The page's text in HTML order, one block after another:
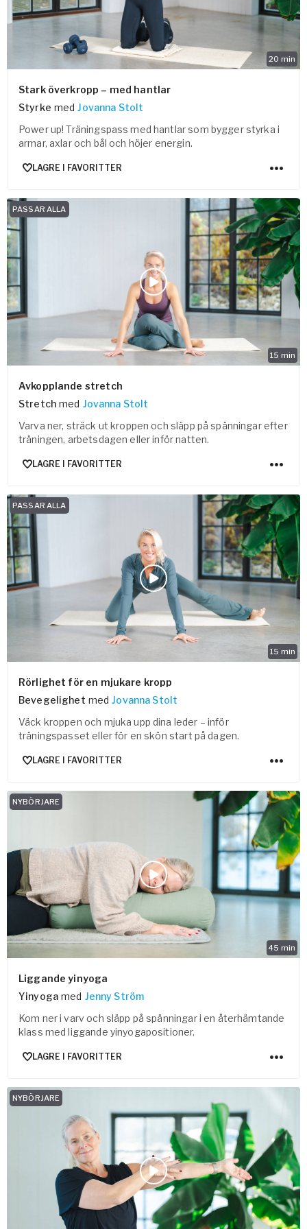
20 min
Stark överkropp – med hantlar
Styrke med Jovanna Stolt
Power up! Träningspass med hantlar som bygger styrka i
armar, axlar och bål och höjer energin.
LAGRE I FAVORITTER
15 min
PASSAR ALLA
Avkopplande stretch
Stretch med Jovanna Stolt
Varva ner, sträck ut kroppen och släpp på spänningar efter
träningen, arbetsdagen eller inför natten.
LAGRE I FAVORITTER
15 min
PASSAR ALLA
Rörlighet för en mjukare kropp
Bevegelighet med Jovanna Stolt
Väck kroppen och mjuka upp dina leder – inför
träningspasset eller för en skön start på dagen.
LAGRE I FAVORITTER
45 min
NYBÖRJARE
Liggande yinyoga
Yinyoga med Jenny Ström
Kom ner i varv och släpp på spänningar i en återhämtande
klass med liggande yinyogapositioner.
LAGRE I FAVORITTER
NYBÖRJARE